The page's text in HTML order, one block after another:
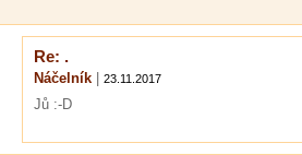
Re: .
Náčelník 23.11.2017
Jů :-D